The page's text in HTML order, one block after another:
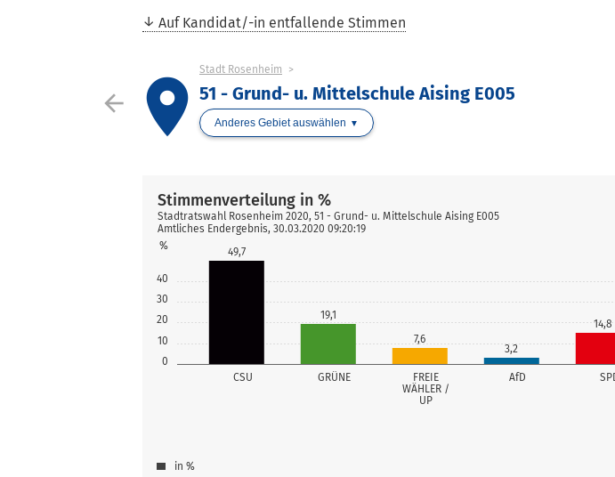
Auf Kandidat/-in entfallende Stimmen
arrow_back place
Stadt Rosenheim
51 - Grund- u. Mittelschule Aising E005
Anderes Gebiet auswählen
0
10
20
30
40
%
CSU GRÜNE
FREIE
WÄHLER /
UP
AfD
49,7
19,1
7,6
3,2
14,8
Stimmenverteilung in %
Stadtratswahl Rosenheim 2020, 51 - Grund- u. Mittelschule Aising E005
Amtliches Endergebnis, 30.03.2020 09:20:19
in %